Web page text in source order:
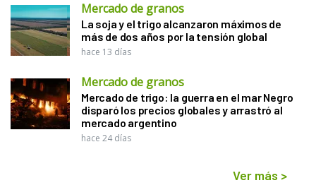
Mercado de granos
La soja y el trigo alcanzaron máximos de
más de dos años por la tensión global
hace 13 días
Mercado de granos
Mercado de trigo: la guerra en el mar Negro
disparó los precios globales y arrastró al
mercado argentino
hace 24 días
Ver más >